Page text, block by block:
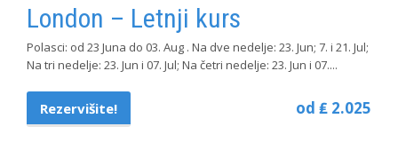
London – Letnji kurs
Polasci: od 23 Juna do 03. Aug . Na dve nedelje: 23. Jun; 7. i 21. Jul;
Na tri nedelje: 23. Jun i 07. Jul; Na četri nedelje: 23. Jun i 07....
Rezervišite! od ₤ 2.025